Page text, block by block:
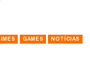
GAMES NOTÍCIAS